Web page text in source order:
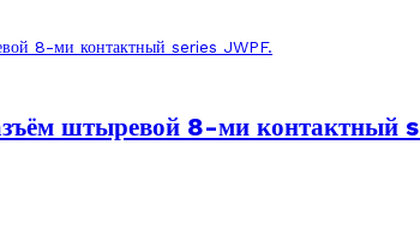
штыревой 8-ми контактный